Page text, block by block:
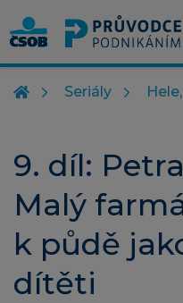
Seriály
9. díl:
Malý
k půdě
dítěti